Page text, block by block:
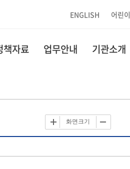
ENGLISH 어린이
책자료 업무안내 기관소개
화면크기